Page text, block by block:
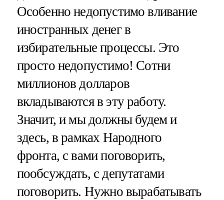
Особенно недопустимо вливание
иностранных денег в
избирательные процессы. Это
просто недопустимо! Сотни
миллионов долларов
вкладываются в эту работу.
Значит, и мы должны будем и
здесь, в рамках Народного
фронта, с вами поговорить,
пообсуждать, с депутатами
поговорить. Нужно вырабатывать